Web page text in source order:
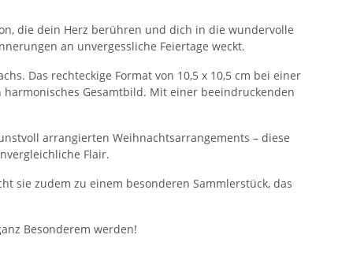
die dein Herz berühren und dich in die wundervolle
an unvergessliche Feiertage weckt.
Das rechteckige Format von 10,5 x 10,5 cm bei einer
Gesamtbild. Mit einer beeindruckenden
arrangierten Weihnachtsarrangements – diese
Flair.
sie zudem zu einem besonderen Sammlerstück, das
Besonderem werden!